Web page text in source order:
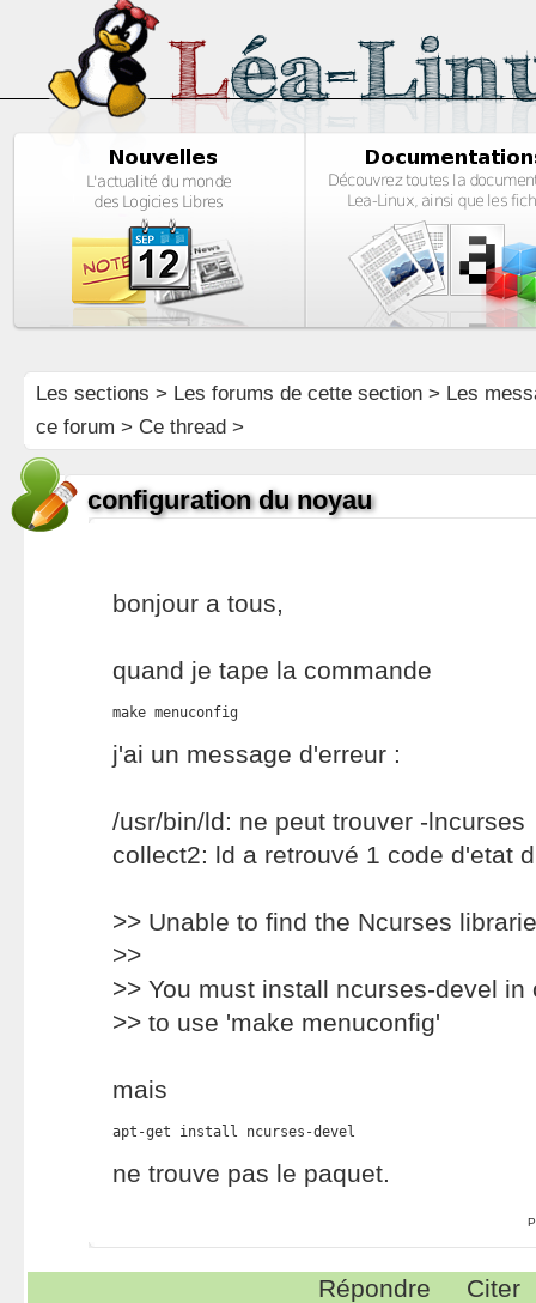
Les sections > Les forums de cette section> Les
ce forum > Ce thread >
configuration du noyau
bonjour a tous,
quand je tape la commande
make menuconfig
j'ai un message d'erreur :
/usr/bin/ld: ne peut trouver -lncurses
collect2: ld a retrouvé 1 code d'etat
>> Unable to find the Ncurses
>>
>> You must install ncurses-devel in
>> to use 'make menuconfig'
mais
apt-get install ncurses-devel
ne trouve pas le paquet.
Répondre Citer